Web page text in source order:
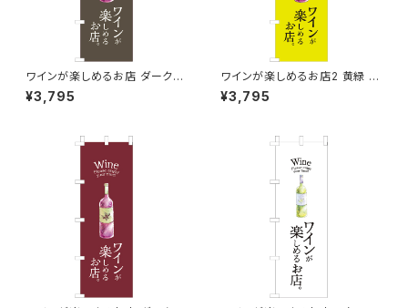
ワインが楽しめるお店 ダークカ
ラー のぼり旗
¥3,795
ワインが楽しめるお店2 黄緑 の
ぼり旗
¥3,795